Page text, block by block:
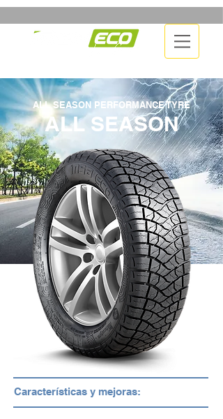
ALL SEASON PERFORMANCE TYRE
ALL SEASON
Características y mejoras: